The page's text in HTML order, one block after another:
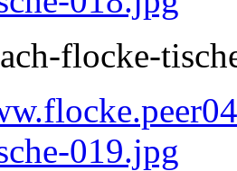
flocke-
019.jpg